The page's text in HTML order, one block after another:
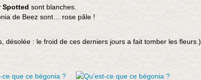
Spotted sont blanches.
de Beez sont… rose pâle !
désolée : le froid de ces derniers jours a fait tomber les fleurs.)